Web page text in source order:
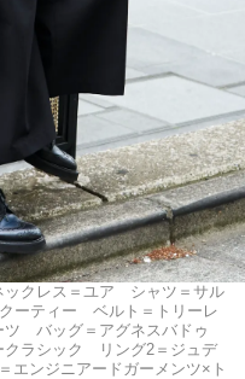
クレス＝ユア シャツ＝サル
ーティー ベルト＝トリーレ
ツ バッグ＝アグネスバドゥ
ラシック リング2＝ジュデ
ンジニアードガーメンツ×ト